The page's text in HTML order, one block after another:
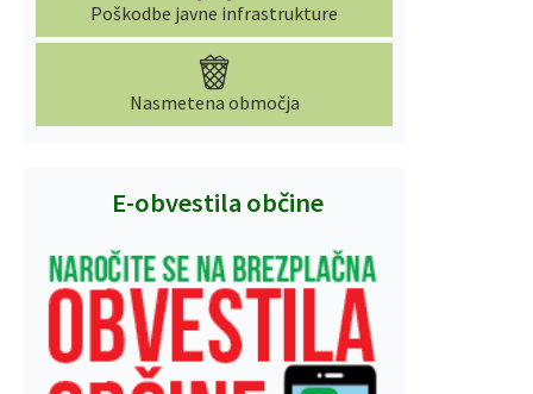
Poškodbe javne infrastrukture
Nasmetena območja
E-obvestila občine